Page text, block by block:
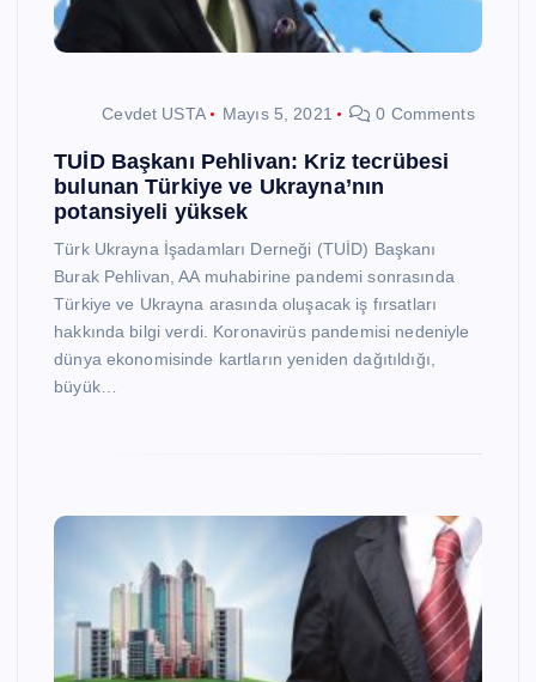
Cevdet USTA Mayıs 5, 2021 0 Comments
TUİD Başkanı Pehlivan: Kriz tecrübesi
bulunan Türkiye ve Ukrayna’nın
potansiyeli yüksek
Türk Ukrayna İşadamları Derneği (TUİD) Başkanı
Burak Pehlivan, AA muhabirine pandemi sonrasında
Türkiye ve Ukrayna arasında oluşacak iş fırsatları
hakkında bilgi verdi. Koronavirüs pandemisi nedeniyle
dünya ekonomisinde kartların yeniden dağıtıldığı,
büyük…